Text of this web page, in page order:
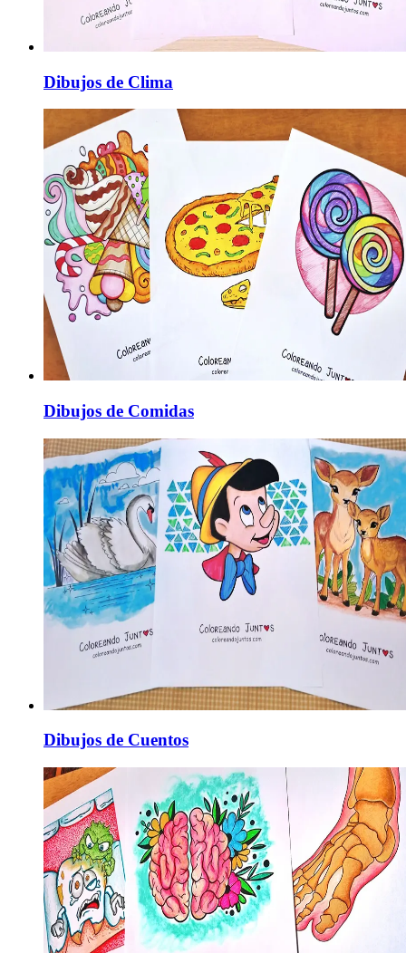
Dibujos de Clima
Dibujos de Comidas
Dibujos de Cuentos